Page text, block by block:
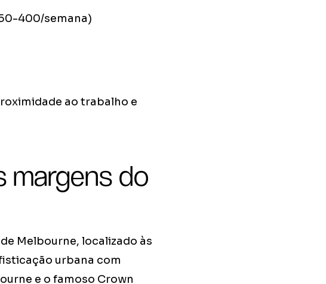
400/semana)
ao trabalho e
margens do
Melbourne, localizado às
urbana com
e o famoso Crown